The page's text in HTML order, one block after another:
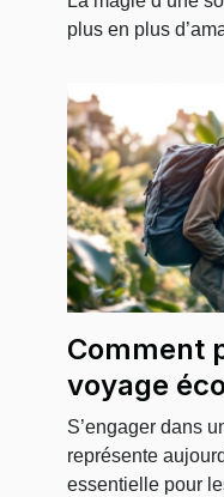
spéciaux
plus en plus
Comment
voyage
pour
S’engager dans
représente
essentielle pour